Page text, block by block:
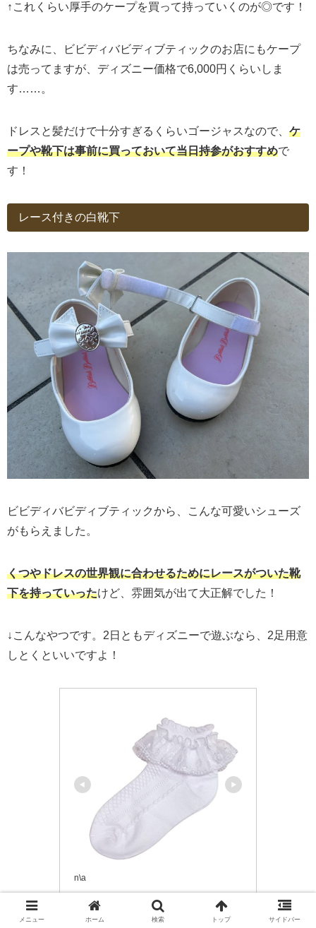
↑これくらい厚手のケープを買って持っていくのが◎です！
ちなみに、ビビディバビディブティックのお店にもケープ
は売ってますが、ディズニー価格で6,000円くらいしま
す……。
ドレスと髪だけで十分すぎるくらいゴージャスなので、 ケ
ープや靴下は事前に買っておいて当日持参がおすすめで
す！
レース付きの白靴下
ビビディバビディブティックから、こんな可愛いシューズ
がもらえました。
くつやドレスの世界観に合わせるためにレースがついた靴
下を持っていったけど、雰囲気が出て大正解でした！
↓こんなやつです。2日ともディズニーで遊ぶなら、2足用意
しとくといいですよ！
n\a
靴下 レース フォーマル 2足セッ
ト (M 15-17cm 4～6歳)
メニュー ホーム 検索 トップ サイドバー